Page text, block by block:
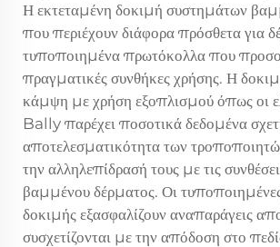
Η εκτεταμένη δοκιμή συστημάτων
που περιέχουν διάφορα πρόσθετα για
τυποποιημένα πρωτόκολλα που
πραγματικές συνθήκες χρήσης. Η
κάμψη με χρήση εξοπλισμού όπως οι
Bally παρέχει ποσοτικά δεδομένα
αποτελεσματικότητα των
την αλληλεπίδρασή τους με τις
βαμμένου δέρματος. Οι
δοκιμής εξασφαλίζουν αναπαράγεις
συσχετίζονται με την απόδοση στο